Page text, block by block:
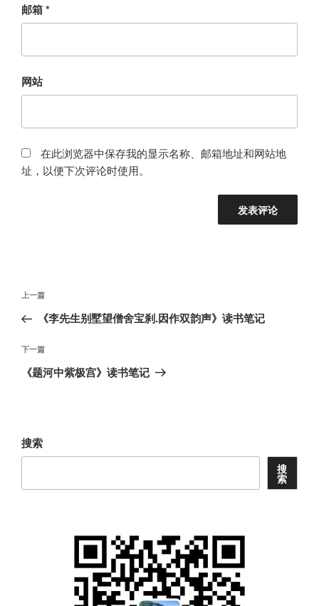
邮箱*
网站
在此浏览器中保存我的显示名称、邮箱地址和网站地
址，以便下次评论时使用。
文
导
航
上
一
文
章
上一篇
《李先生别墅望僧舍宝刹.因作双韵声》读书笔记
下
一
下一篇
《题河中紫极宫》读书笔记
搜索
搜
索